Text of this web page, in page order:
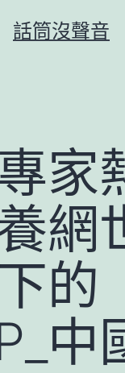
話筒沒聲音
家
網
的
中